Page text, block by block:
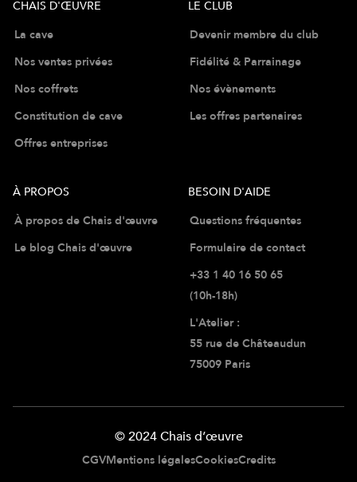
CHAIS D'ŒUVRE
La cave
Nos ventes privées
Nos coffrets
Constitution de cave
Offres entreprises
LE CLUB
Devenir membre du club
Fidélité & Parrainage
Nos évènements
Les offres partenaires
À PROPOS
À propos de Chais d'œuvre
Le blog Chais d'œuvre
BESOIN D'AIDE
Questions fréquentes
Formulaire de contact
+33 1 40 16 50 65
(10h-18h)
L'Atelier :
55 rue de Châteaudun
75009 Paris
© 2024 Chais d’œuvre
CGVMentions légalesCookiesCredits